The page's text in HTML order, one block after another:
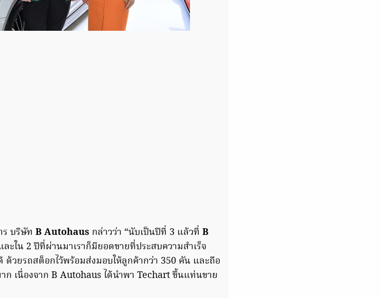
บริษัท B Autohaus กล่าวว่า “นับเป็นปีที่ 3 แล้วที่ B
ละใน 2 ปีที่ผ่านมาเราก็มียอดขายที่ประสบความสำเร็จ
ด้วยรถสต็อกไว้พร้อมส่งมอบให้ลูกค้ากว่า 350 คัน และถือ
าก เนื่องจาก B Autohaus ได้นำพา Techart ขึ้นแท่นขาย